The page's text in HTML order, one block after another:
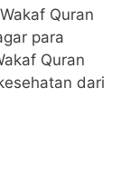
Quran
para
Quran
dari